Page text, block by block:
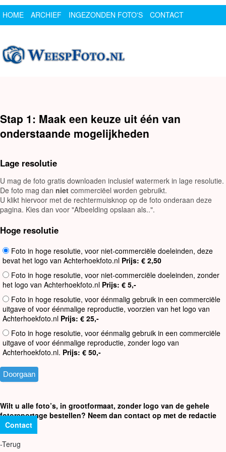
HOME ARCHIEF INGEZONDEN FOTO'S
CONTACT
Stap 1: Maak een keuze uit één van
onderstaande mogelijkheden
Lage resolutie
U mag de foto gratis downloaden inclusief watermerk in lage resolutie.
De foto mag dan niet commerciëel worden gebruikt.
U klikt hiervoor met de rechtermuisknop op de foto onderaan deze
pagina. Kies dan voor "Afbeelding opslaan als..".
Hoge resolutie
Foto in hoge resolutie, voor niet-commerciële doeleinden, deze
bevat het logo van Achterhoekfoto.nl Prijs: € 2,50
Foto in hoge resolutie, voor niet-commerciële doeleinden, zonder
het logo van Achterhoekfoto.nl Prijs: € 5,-
Foto in hoge resolutie, voor éénmalig gebruik in een commerciële
uitgave of voor éénmalige reproductie, voorzien van het logo van
Achterhoekfoto.nl Prijs: € 25,-
Foto in hoge resolutie, voor éénmalig gebruik in een commerciële
uitgave of voor éénmalige reproductie, zonder logo van
Achterhoekfoto.nl. Prijs: € 50,-
Wilt u alle foto’s, in grootformaat, zonder logo van de gehele
fotoreportage bestellen? Neem dan contact op met de redactie
Contact
-Terug